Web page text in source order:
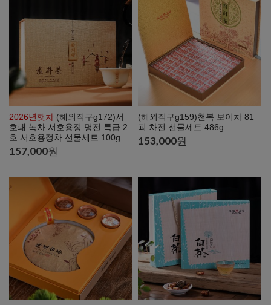
2026년햇차 (해외직구g172)서
호패 녹차 서호용정 명전 특급 2
호 서호용정차 선물세트 100g
157,000원
(해외직구g159)천복 보이차 81
괴 차전 선물세트 486g
153,000원